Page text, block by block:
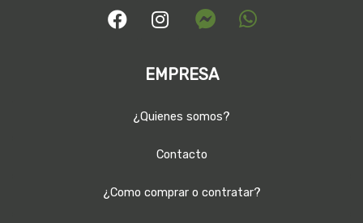
EMPRESA
¿Quienes somos?
Contacto
¿Como comprar o contratar?